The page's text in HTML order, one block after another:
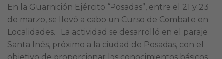
En la Guarnición Ejército “Posadas”, entre el 21 y 23
de marzo, se llevó a cabo un Curso de Combate en
Localidades. La actividad se desarrolló en el paraje
Santa Inés, próximo a la ciudad de Posadas, con el
objetivo de proporcionar los conocimientos básicos